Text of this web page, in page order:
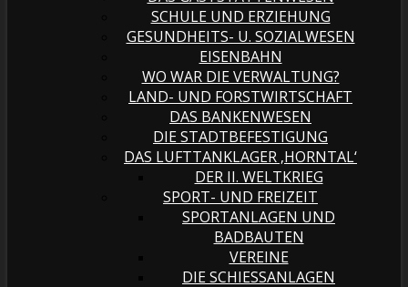
SCHULE UND ERZIEHUNG
GESUNDHEITS- U. SOZIALWESEN
EISENBAHN
WO WAR DIE VERWALTUNG?
LAND- UND FORSTWIRTSCHAFT
DAS BANKENWESEN
DIE STADTBEFESTIGUNG
DAS LUFTTANKLAGER ‚HORNTAL‘
DER II. WELTKRIEG
SPORT- UND FREIZEIT
SPORTANLAGEN UND
BADBAUTEN
VEREINE
DIE SCHIESSANLAGEN